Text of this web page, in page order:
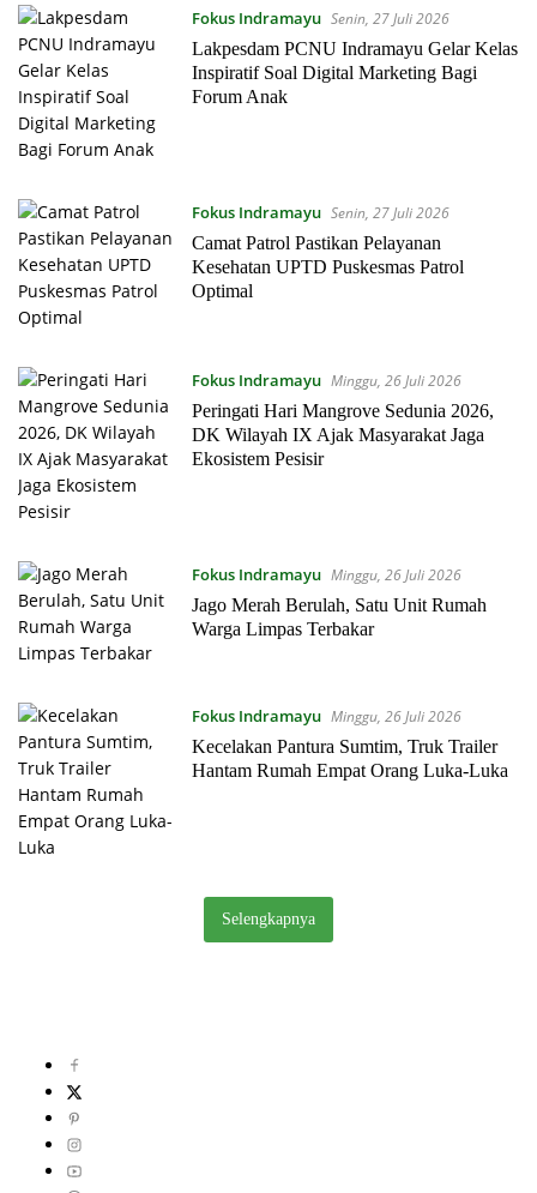
Fokus Indramayu Senin, 27 Juli 2026
Lakpesdam PCNU Indramayu Gelar Kelas
Inspiratif Soal Digital Marketing Bagi
Forum Anak
Fokus Indramayu Senin, 27 Juli 2026
Camat Patrol Pastikan Pelayanan
Kesehatan UPTD Puskesmas Patrol
Optimal
Fokus Indramayu Minggu, 26 Juli 2026
Peringati Hari Mangrove Sedunia 2026,
DK Wilayah IX Ajak Masyarakat Jaga
Ekosistem Pesisir
Fokus Indramayu Minggu, 26 Juli 2026
Jago Merah Berulah, Satu Unit Rumah
Warga Limpas Terbakar
Fokus Indramayu Minggu, 26 Juli 2026
Kecelakan Pantura Sumtim, Truk Trailer
Hantam Rumah Empat Orang Luka-Luka
Selengkapnya